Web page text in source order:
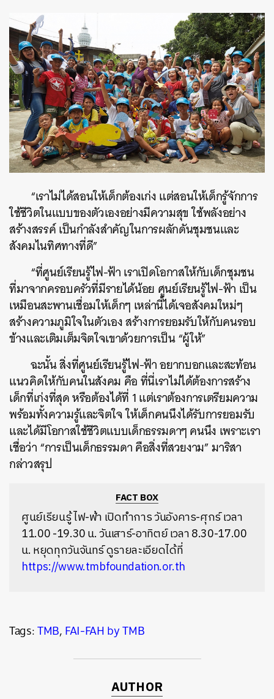
“เราไม่ได้สอนให้เด็กต้องเก่ง แต่สอนให้เด็กรู้จักการ
ใช้ชีวิตในแบบของตัวเองอย่างมีความสุข ใช้พลังอย่าง
สร้างสรรค์ เป็นกำลังสำคัญในการผลักดันชุมชนและ
สังคมไนทิศทางที่ดี”
“ที่ศูนย์เรียนรู้ไฟ-ฟ้า เราเปิดโอกาสให้กับเด็กชุมชน
ที่มาจากครอบครัวที่มีรายได้น้อย ศูนย์เรียนรู้ไฟ-ฟ้า เป็น
เหมือนสะพานเชื่อมให้เด็กๆ เหล่านี้ได้เจอสังคมใหม่ๆ
สร้างความภูมิใจในตัวเอง สร้างการยอมรับให้กับคนรอบ
ข้างและเติมเต็มจิตใจเขาด้วยการเป็น “ผู้ให้”
ฉะนั้น สิ่งที่ศูนย์เรียนรู้ไฟ-ฟ้า อยากบอกและสะท้อน
แนวคิดให้กับคนในสังคม คือ ที่นี่เราไม่ได้ต้องการสร้าง
เด็กที่เก่งที่สุด หรือต้องได้ที่ 1 แต่เราต้องการเตรียมความ
พร้อมทั้งความรู้และจิตใจ ให้เด็กคนนึงได้รับการยอมรับ
และได้มีโอกาสใช้ชีวิตแบบเด็กธรรมดาๆ คนนึง เพราะเรา
เชื่อว่า “การเป็นเด็กธรรมดา คือสิ่งที่สวยงาม” มาริสา
กล่าวสรุป
FACT BOX
ศูนย์เรียนรู้ ไฟ-ฟ้า เปิดทำการ วันอังคาร-ศุกร์ เวลา
11.00 -19.30 น. วันเสาร์-อาทิตย์ เวลา 8.30-17.00
น. หยุดทุกวันจันทร์ ดูรายละเอียดได้ที่
https://www.tmbfoundation.or.th
Tags:TMB,FAI-FAH by TMB
AUTHOR